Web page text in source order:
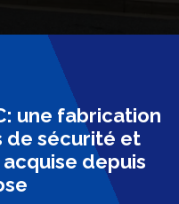
une fabrication
de sécurité et
depuis